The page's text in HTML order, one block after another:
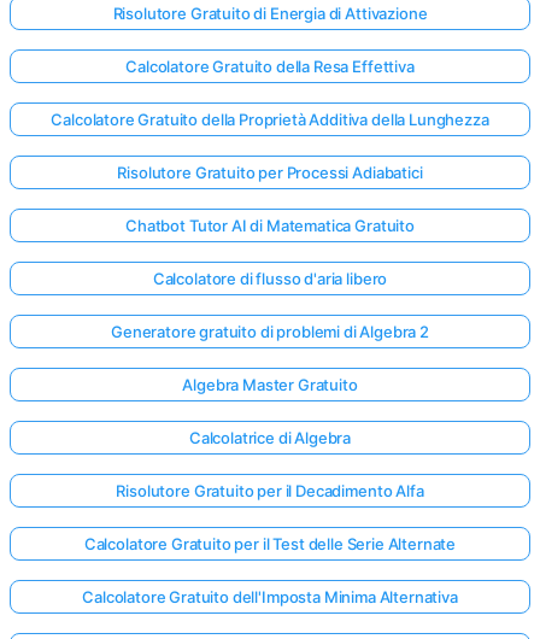
Risolutore Gratuito di Energia di Attivazione
Calcolatore Gratuito della Resa Effettiva
Calcolatore Gratuito della Proprietà Additiva della Lunghezza
Risolutore Gratuito per Processi Adiabatici
Chatbot Tutor AI di Matematica Gratuito
Calcolatore di flusso d'aria libero
Generatore gratuito di problemi di Algebra 2
Algebra Master Gratuito
Calcolatrice di Algebra
Risolutore Gratuito per il Decadimento Alfa
Calcolatore Gratuito per il Test delle Serie Alternate
Calcolatore Gratuito dell'Imposta Minima Alternativa